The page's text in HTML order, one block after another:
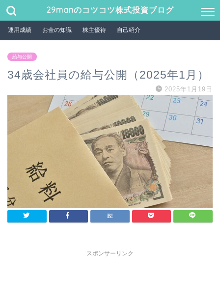
29manのコツコツ株式投資ブログ
運用成績 お金の知識 株主優待 自己紹介
給与公開
34歳会社員の給与公開（2025年1月）
2025年1月19日
スポンサーリンク